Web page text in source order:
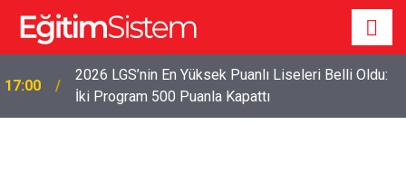
17:00
2026 LGS’nin En Yüksek Puanlı Liseleri Belli Oldu:
İki Program 500 Puanla Kapattı